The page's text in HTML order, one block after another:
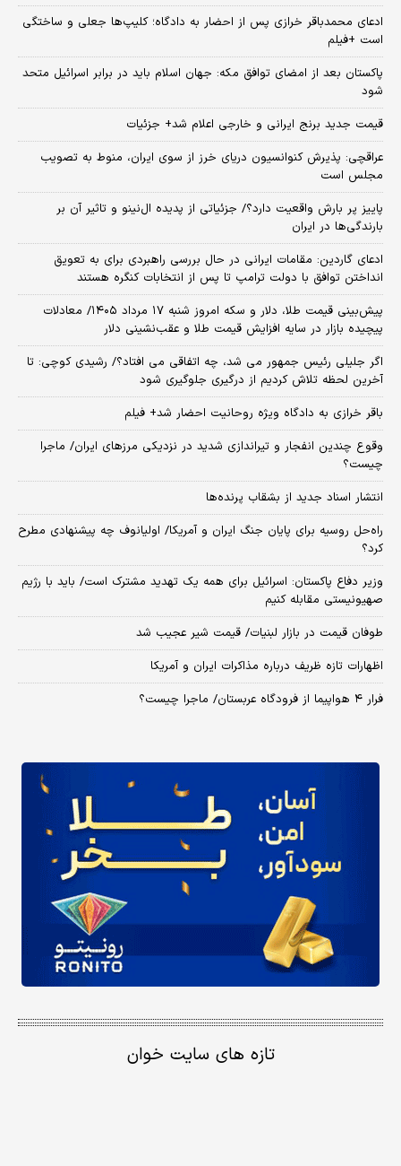
ادعای محمدباقر خرازی پس از احضار به دادگاه؛ کلیپ‌ها جعلی و ساختگی
است +فیلم
پاکستان بعد از امضای توافق مکه: جهان اسلام باید در برابر اسرائیل متحد
شود
قیمت جدید برنج ایرانی و خارجی اعلام شد+ جزئیات
عراقچی: پذیرش کنوانسیون دریای خرز از سوی ایران، منوط به تصویب
مجلس است
پاییز پر بارش واقعیت دارد؟/ جزئیاتی از پدیده ال‌نینو و تاثیر آن بر
بارندگی‌ها در ایران
ادعای گاردین: مقامات ایرانی در حال بررسی راهبردی برای به تعویق
انداختن توافق با دولت ترامپ تا پس از انتخابات کنگره هستند
پیش‌بینی قیمت طلا، دلار و سکه امروز شنبه ۱۷ مرداد ۱۴۰۵/ معادلات
پیچیده بازار در سایه افزایش قیمت طلا و عقب‌نشینی دلار
اگر جلیلی رئیس جمهور می شد، چه اتفاقی می افتاد؟/ رشیدی کوچی: تا
آخرین لحظه تلاش کردیم از درگیری جلوگیری شود
باقر خرازی به دادگاه ویژه روحانیت احضار شد+ فیلم
وقوع چندین انفجار و تیراندازی شدید در نزدیکی مرز‌های ایران/ ماجرا
چیست؟
انتشار اسناد جدید از بشقاب پرنده‌ها
راه‌حل روسیه برای پایان جنگ ایران و آمریکا/ اولیانوف چه پیشنهادی مطرح
کرد؟
وزیر دفاع پاکستان: اسرائیل برای همه یک تهدید مشترک است/ باید با رژیم
صهیونیستی مقابله کنیم
طوفان قیمت در بازار لبنیات/ قیمت شیر عجیب شد
اظهارات تازه ظریف درباره مذاکرات ایران و آمریکا
فرار ۴ هواپیما از فرودگاه عربستان/ ماجرا چیست؟
تازه های سایت خوان